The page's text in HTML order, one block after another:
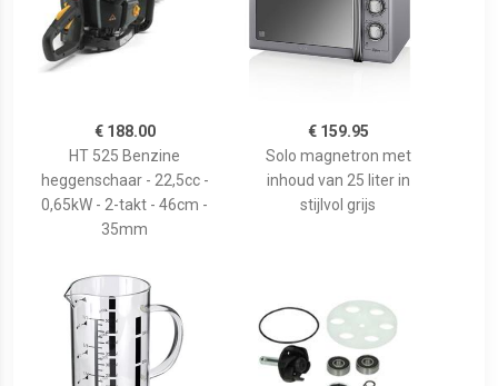
€ 188.00
HT 525 Benzine
heggenschaar - 22,5cc -
0,65kW - 2-takt - 46cm -
35mm
€ 159.95
Solo magnetron met
inhoud van 25 liter in
stijlvol grijs